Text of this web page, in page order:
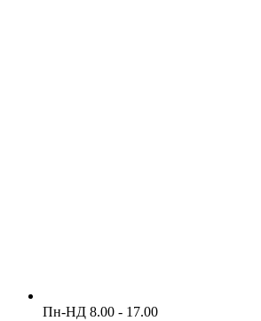
Пн-НД 8.00 - 17.00